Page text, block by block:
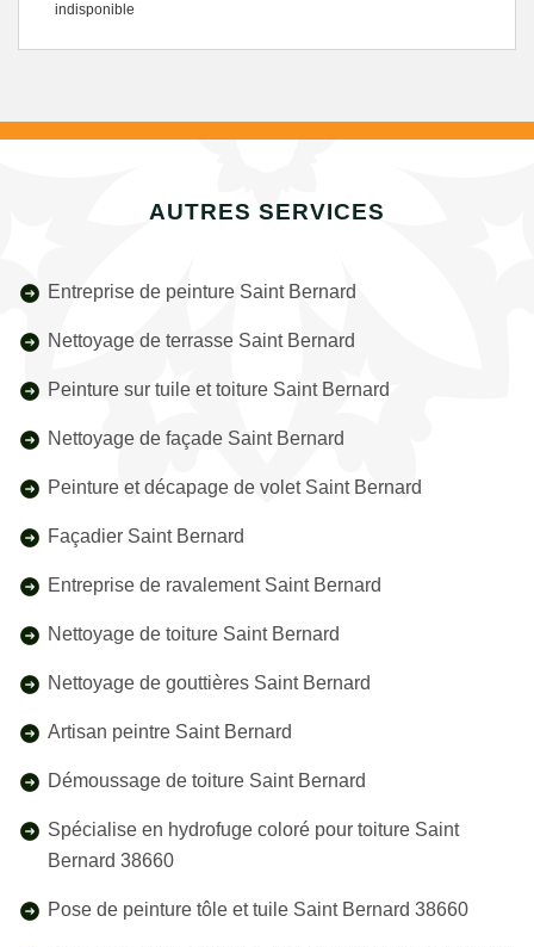
indisponible
AUTRES SERVICES
Entreprise de peinture Saint Bernard
Nettoyage de terrasse Saint Bernard
Peinture sur tuile et toiture Saint Bernard
Nettoyage de façade Saint Bernard
Peinture et décapage de volet Saint Bernard
Façadier Saint Bernard
Entreprise de ravalement Saint Bernard
Nettoyage de toiture Saint Bernard
Nettoyage de gouttières Saint Bernard
Artisan peintre Saint Bernard
Démoussage de toiture Saint Bernard
Spécialise en hydrofuge coloré pour toiture Saint
Bernard 38660
Pose de peinture tôle et tuile Saint Bernard 38660